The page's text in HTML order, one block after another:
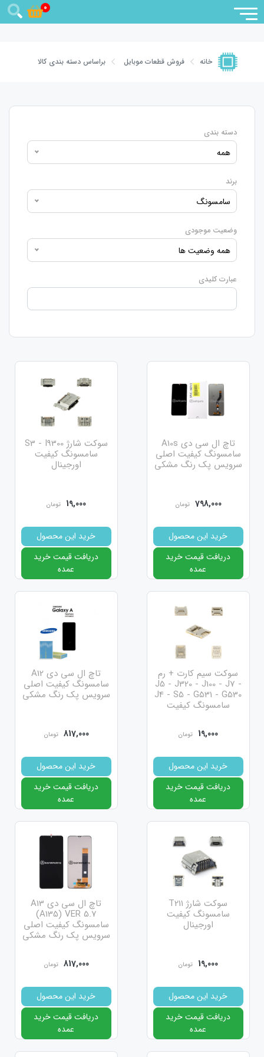
0
خانه فروش قطعات موبایل براساس دسته بندی کالا
دسته بندی
همه
برند
سامسونگ
وضعیت موجودی
همه وضعیت ها
عبارت کلیدی
تاچ ال سی دی A10s
سامسونگ کیفیت اصلی
سرویس پک رنگ مشکی
798,000 تومان
خرید این محصول
دریافت قیمت خرید
عمده
سوکت شارژ S3 - I9300
سامسونگ کیفیت
اورجینال
19,000 تومان
خرید این محصول
دریافت قیمت خرید
عمده
سوکت سیم کارت + رم
J5 - J320 - J100 - J7 -
J4 - S5 - G531 - G530
سامسونگ کیفیت
19,000 تومان
خرید این محصول
دریافت قیمت خرید
عمده
تاچ ال سی دی A12
سامسونگ کیفیت اصلی
سرویس پک رنگ مشکی
817,000 تومان
خرید این محصول
دریافت قیمت خرید
عمده
سوکت شارژ T211
سامسونگ کیفیت
اورجینال
19,000 تومان
خرید این محصول
دریافت قیمت خرید
عمده
تاچ ال سی دی A13
(A135) VER 5.7
سامسونگ کیفیت اصلی
سرویس پک رنگ مشکی
817,000 تومان
خرید این محصول
دریافت قیمت خرید
عمده